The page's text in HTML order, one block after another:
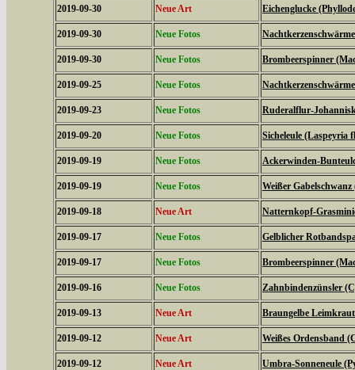
2019-09-30 Neue Art Eichenglucke
2019-09-30 Neue Fotos
2019-09-30 Neue Fotos Brombeerspinner
2019-09-25 Neue Fotos
2019-09-23 Neue Fotos Ruderalflur-
2019-09-20 Neue Fotos Sicheleule (Laspeyria
2019-09-19 Neue Fotos Ackerwinden-
2019-09-19 Neue Fotos Weißer
2019-09-18 Neue Art Natternkopf-
2019-09-17 Neue Fotos Gelblicher
2019-09-17 Neue Fotos Brombeerspinner
2019-09-16 Neue Fotos Zahnbindenzünsler
2019-09-13 Neue Art Braungelbe
2019-09-12 Neue Art Weißes Ordensband
2019-09-12 Neue Art Umbra-Sonneneule